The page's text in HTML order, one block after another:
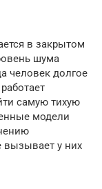
в закрытом
шума
человек долгое
самую тихую
модели
вызывает у них